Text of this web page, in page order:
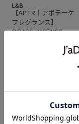
L&B
【APFR｜アポテーケ
フレグランス】
BRASS INCENSE